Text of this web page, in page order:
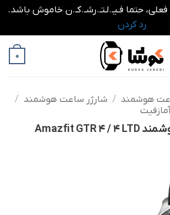
حتما فـیـ.لـتـ.رشـ.کـ.ن خاموش باشد.
رد کردن
0
هوشمند / شارژر ساعت هوشمند /
کابل شارژر ساعت هوشمند Amazfit GTR 4 / 4 LTD